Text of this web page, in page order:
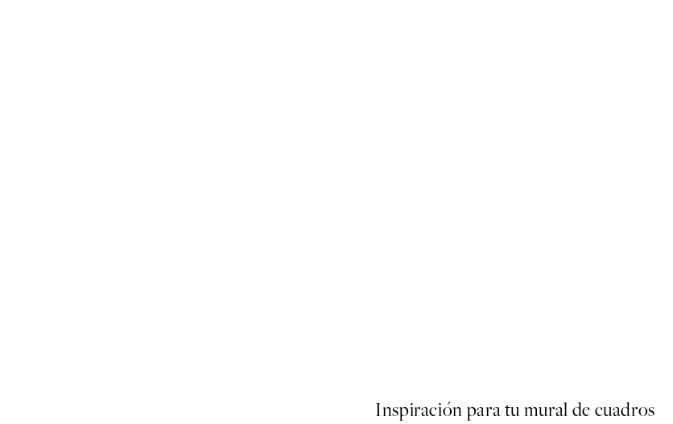
Inspiración para tu mural de cuadros